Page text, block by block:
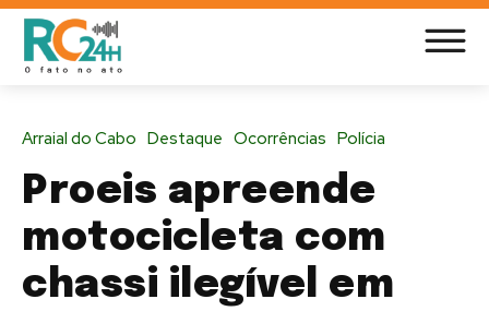
Arraial do Cabo Destaque Ocorrências Polícia
Proeis apreende
motocicleta com
chassi ilegível em